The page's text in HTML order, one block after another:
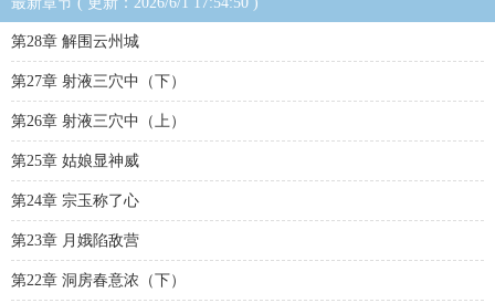
第28章 解围云州城
第27章 射液三穴中（下）
第26章 射液三穴中（上）
第25章 姑娘显神威
第24章 宗玉称了心
第23章 月娥陷敌营
第22章 洞房春意浓（下）